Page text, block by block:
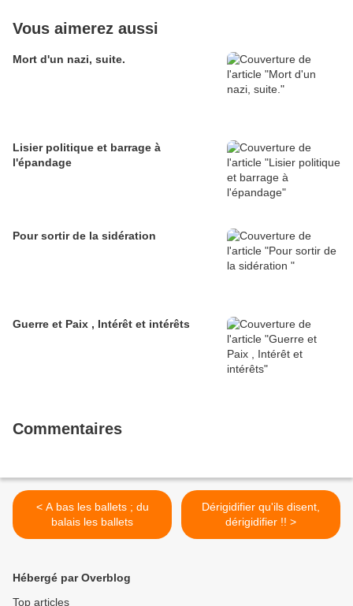
Vous aimerez aussi
Mort d'un nazi, suite.
Lisier politique et barrage à
l'épandage
Pour sortir de la sidération
Guerre et Paix , Intérêt et intérêts
Commentaires
< A bas les ballets ; du
balais les ballets
Dérigidifier qu'ils disent,
dérigidifier !! >
Hébergé par Overblog
Top articles